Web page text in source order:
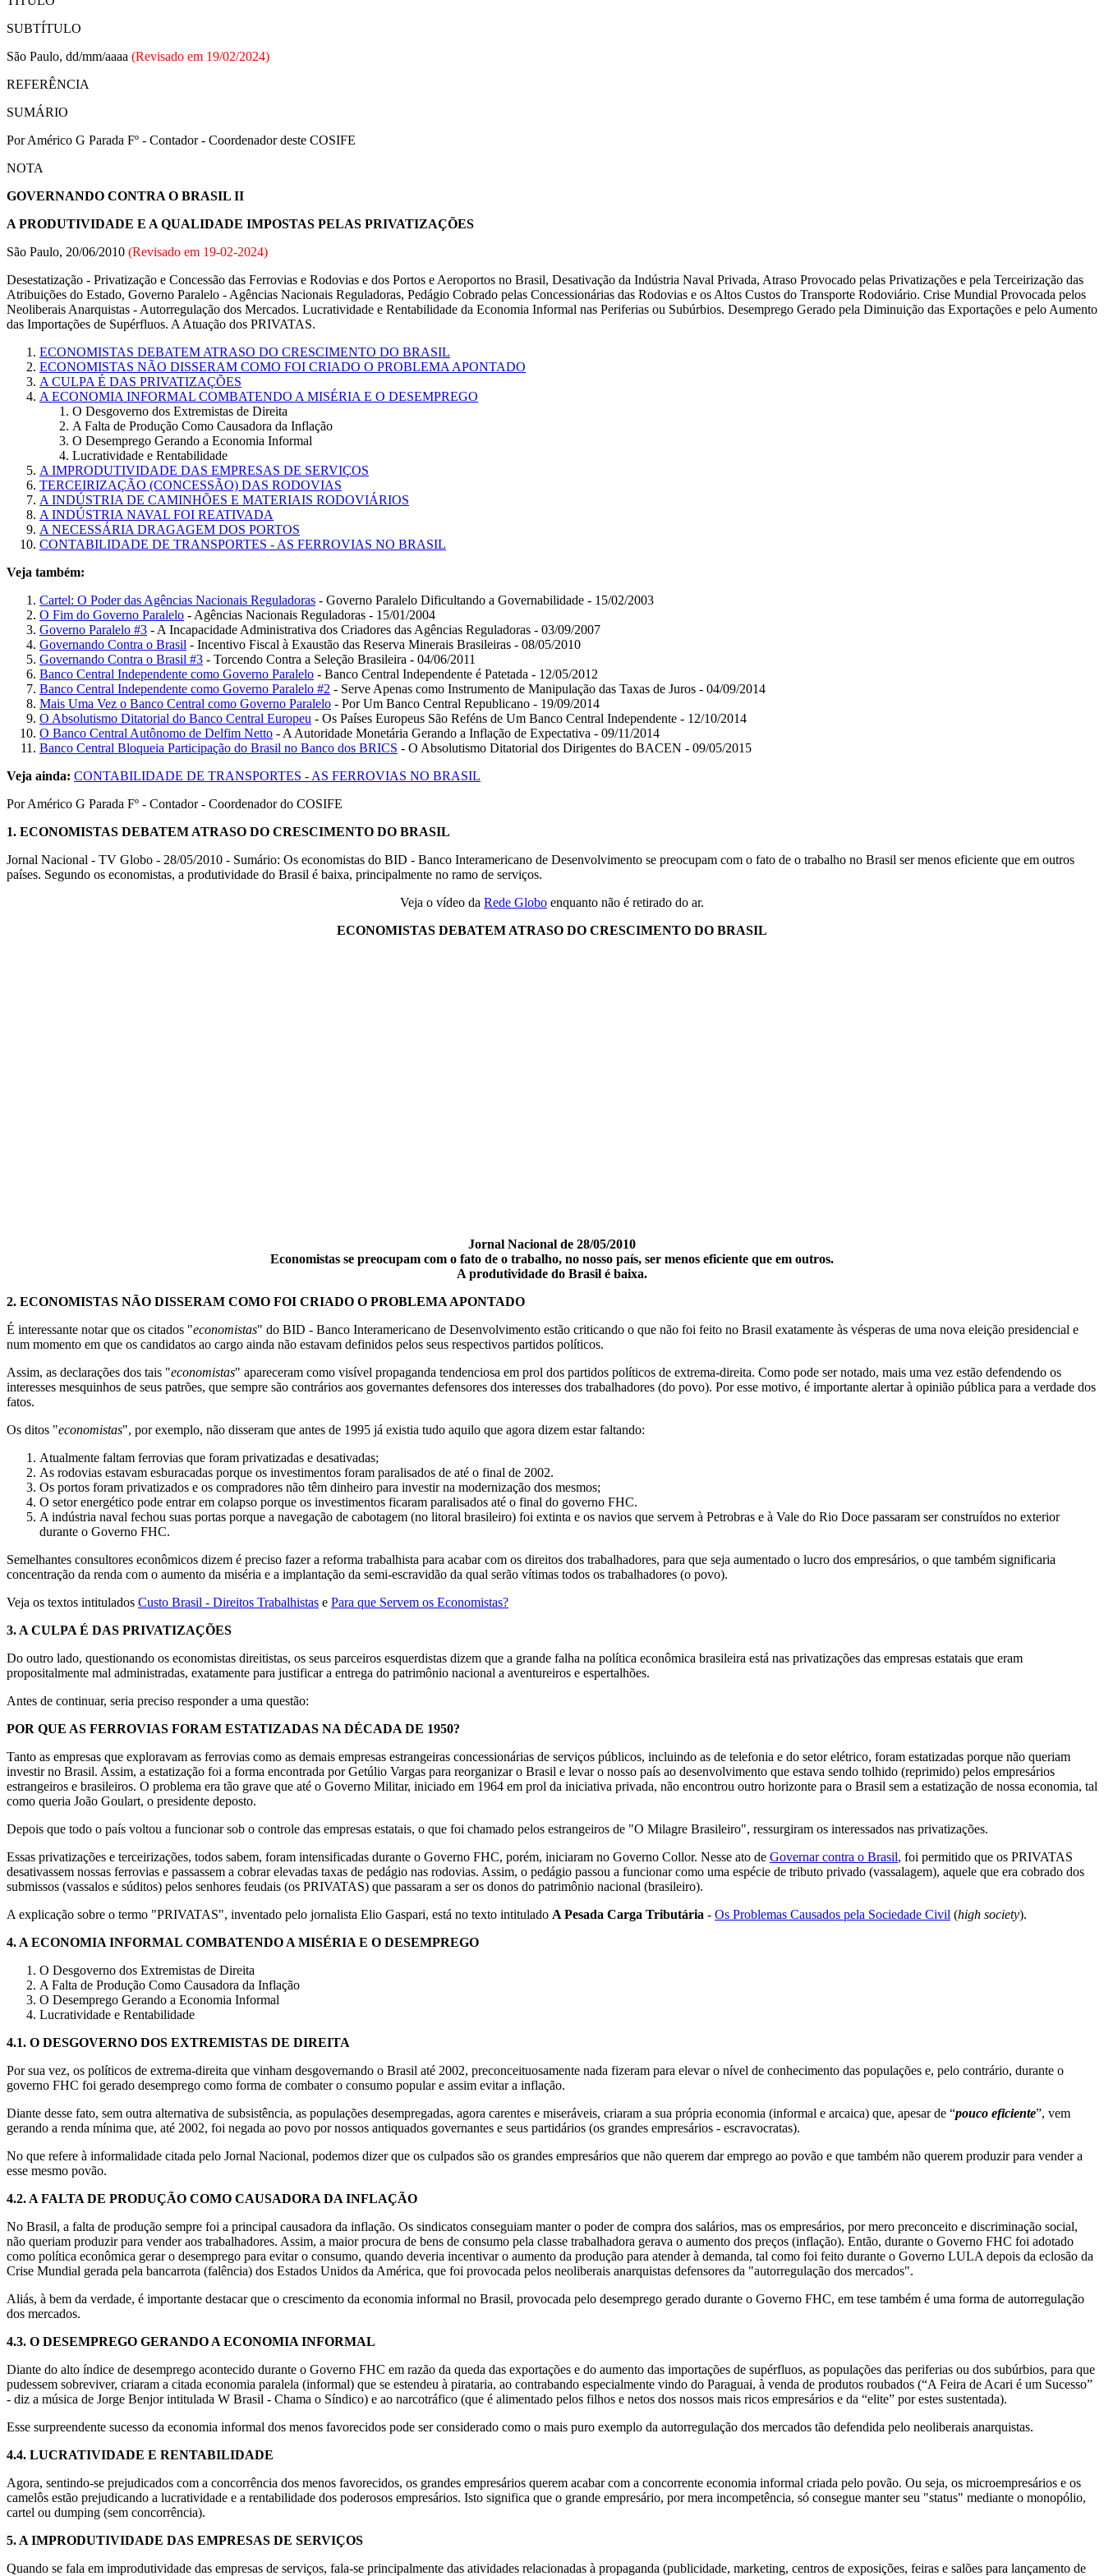
SUBTÍTULO
São Paulo, dd/mm/aaaa (Revisado em 19/02/2024)
REFERÊNCIA
SUMÁRIO
Por Américo G Parada Fº - Contador - Coordenador deste COSIFE
NOTA
GOVERNANDO CONTRA O BRASIL II
A PRODUTIVIDADE E A QUALIDADE IMPOSTAS PELAS PRIVATIZAÇÕES
São Paulo, 20/06/2010 (Revisado em 19-02-2024)
Desestatização - Privatização e Concessão das Ferrovias e Rodovias e dos Portos e Aeroportos no Brasil, Desativação da Indústria Naval Privada, Atraso Provocado pelas Privatizações e pela Terceirização das
Atribuições do Estado, Governo Paralelo - Agências Nacionais Reguladoras, Pedágio Cobrado pelas Concessionárias das Rodovias e os Altos Custos do Transporte Rodoviário. Crise Mundial Provocada pelos
Neoliberais Anarquistas - Autorregulação dos Mercados. Lucratividade e Rentabilidade da Economia Informal nas Periferias ou Subúrbios. Desemprego Gerado pela Diminuição das Exportações e pelo Aumento
das Importações de Supérfluos. A Atuação dos PRIVATAS.
ECONOMISTAS DEBATEM ATRASO DO CRESCIMENTO DO BRASIL
ECONOMISTAS NÃO DISSERAM COMO FOI CRIADO O PROBLEMA APONTADO
A CULPA É DAS PRIVATIZAÇÕES
A ECONOMIA INFORMAL COMBATENDO A MISÉRIA E O DESEMPREGO
O Desgoverno dos Extremistas de Direita
A Falta de Produção Como Causadora da Inflação
O Desemprego Gerando a Economia Informal
Lucratividade e Rentabilidade
A IMPRODUTIVIDADE DAS EMPRESAS DE SERVIÇOS
TERCEIRIZAÇÃO (CONCESSÃO) DAS RODOVIAS
A INDÚSTRIA DE CAMINHÕES E MATERIAIS RODOVIÁRIOS
A INDÚSTRIA NAVAL FOI REATIVADA
A NECESSÁRIA DRAGAGEM DOS PORTOS
CONTABILIDADE DE TRANSPORTES - AS FERROVIAS NO BRASIL
Veja também:
Cartel: O Poder das Agências Nacionais Reguladoras - Governo Paralelo Dificultando a Governabilidade - 15/02/2003
O Fim do Governo Paralelo - Agências Nacionais Reguladoras - 15/01/2004
Governo Paralelo #3 - A Incapacidade Administrativa dos Criadores das Agências Reguladoras - 03/09/2007
Governando Contra o Brasil - Incentivo Fiscal à Exaustão das Reserva Minerais Brasileiras - 08/05/2010
Governando Contra o Brasil #3 - Torcendo Contra a Seleção Brasileira - 04/06/2011
Banco Central Independente como Governo Paralelo - Banco Central Independente é Patetada - 12/05/2012
Banco Central Independente como Governo Paralelo #2 - Serve Apenas como Instrumento de Manipulação das Taxas de Juros - 04/09/2014
Mais Uma Vez o Banco Central como Governo Paralelo - Por Um Banco Central Republicano - 19/09/2014
O Absolutismo Ditatorial do Banco Central Europeu - Os Países Europeus São Reféns de Um Banco Central Independente - 12/10/2014
O Banco Central Autônomo de Delfim Netto - A Autoridade Monetária Gerando a Inflação de Expectativa - 09/11/2014
Banco Central Bloqueia Participação do Brasil no Banco dos BRICS - O Absolutismo Ditatorial dos Dirigentes do BACEN - 09/05/2015
Veja ainda: CONTABILIDADE DE TRANSPORTES - AS FERROVIAS NO BRASIL
Por Américo G Parada Fº - Contador - Coordenador do COSIFE
1. ECONOMISTAS DEBATEM ATRASO DO CRESCIMENTO DO BRASIL
Jornal Nacional - TV Globo - 28/05/2010 - Sumário: Os economistas do BID - Banco Interamericano de Desenvolvimento se preocupam com o fato de o trabalho no Brasil ser menos eficiente que em outros
países. Segundo os economistas, a produtividade do Brasil é baixa, principalmente no ramo de serviços.
Veja o vídeo da Rede Globo enquanto não é retirado do ar.
ECONOMISTAS DEBATEM ATRASO DO CRESCIMENTO DO BRASIL
Jornal Nacional de 28/05/2010
Economistas se preocupam com o fato de o trabalho, no nosso país, ser menos eficiente que em outros.
A produtividade do Brasil é baixa.
2. ECONOMISTAS NÃO DISSERAM COMO FOI CRIADO O PROBLEMA APONTADO
É interessante notar que os citados "economistas" do BID - Banco Interamericano de Desenvolvimento estão criticando o que não foi feito no Brasil exatamente às vésperas de uma nova eleição presidencial e
num momento em que os candidatos ao cargo ainda não estavam definidos pelos seus respectivos partidos políticos.
Assim, as declarações dos tais "economistas" apareceram como visível propaganda tendenciosa em prol dos partidos políticos de extrema-direita. Como pode ser notado, mais uma vez estão defendendo os
interesses mesquinhos de seus patrões, que sempre são contrários aos governantes defensores dos interesses dos trabalhadores (do povo). Por esse motivo, é importante alertar à opinião pública para a verdade dos
fatos.
Os ditos "economistas", por exemplo, não disseram que antes de 1995 já existia tudo aquilo que agora dizem estar faltando:
Atualmente faltam ferrovias que foram privatizadas e desativadas;
As rodovias estavam esburacadas porque os investimentos foram paralisados de até o final de 2002.
Os portos foram privatizados e os compradores não têm dinheiro para investir na modernização dos mesmos;
O setor energético pode entrar em colapso porque os investimentos ficaram paralisados até o final do governo FHC.
A indústria naval fechou suas portas porque a navegação de cabotagem (no litoral brasileiro) foi extinta e os navios que servem à Petrobras e à Vale do Rio Doce passaram ser construídos no exterior
durante o Governo FHC.
Semelhantes consultores econômicos dizem é preciso fazer a reforma trabalhista para acabar com os direitos dos trabalhadores, para que seja aumentado o lucro dos empresários, o que também significaria
concentração da renda com o aumento da miséria e a implantação da semi-escravidão da qual serão vítimas todos os trabalhadores (o povo).
Veja os textos intitulados Custo Brasil - Direitos Trabalhistas e Para que Servem os Economistas?
3. A CULPA É DAS PRIVATIZAÇÕES
Do outro lado, questionando os economistas direitistas, os seus parceiros esquerdistas dizem que a grande falha na política econômica brasileira está nas privatizações das empresas estatais que eram
propositalmente mal administradas, exatamente para justificar a entrega do patrimônio nacional a aventureiros e espertalhões.
Antes de continuar, seria preciso responder a uma questão:
POR QUE AS FERROVIAS FORAM ESTATIZADAS NA DÉCADA DE 1950?
Tanto as empresas que exploravam as ferrovias como as demais empresas estrangeiras concessionárias de serviços públicos, incluindo as de telefonia e do setor elétrico, foram estatizadas porque não queriam
investir no Brasil. Assim, a estatização foi a forma encontrada por Getúlio Vargas para reorganizar o Brasil e levar o nosso país ao desenvolvimento que estava sendo tolhido (reprimido) pelos empresários
estrangeiros e brasileiros. O problema era tão grave que até o Governo Militar, iniciado em 1964 em prol da iniciativa privada, não encontrou outro horizonte para o Brasil sem a estatização de nossa economia, tal
como queria João Goulart, o presidente deposto.
Depois que todo o país voltou a funcionar sob o controle das empresas estatais, o que foi chamado pelos estrangeiros de "O Milagre Brasileiro", ressurgiram os interessados nas privatizações.
Essas privatizações e terceirizações, todos sabem, foram intensificadas durante o Governo FHC, porém, iniciaram no Governo Collor. Nesse ato de Governar contra o Brasil, foi permitido que os PRIVATAS
desativassem nossas ferrovias e passassem a cobrar elevadas taxas de pedágio nas rodovias. Assim, o pedágio passou a funcionar como uma espécie de tributo privado (vassalagem), aquele que era cobrado dos
submissos (vassalos e súditos) pelos senhores feudais (os PRIVATAS) que passaram a ser os donos do patrimônio nacional (brasileiro).
A explicação sobre o termo "PRIVATAS", inventado pelo jornalista Elio Gaspari, está no texto intitulado A Pesada Carga Tributária - Os Problemas Causados pela Sociedade Civil (high society).
4. A ECONOMIA INFORMAL COMBATENDO A MISÉRIA E O DESEMPREGO
O Desgoverno dos Extremistas de Direita
A Falta de Produção Como Causadora da Inflação
O Desemprego Gerando a Economia Informal
Lucratividade e Rentabilidade
4.1. O DESGOVERNO DOS EXTREMISTAS DE DIREITA
Por sua vez, os políticos de extrema-direita que vinham desgovernando o Brasil até 2002, preconceituosamente nada fizeram para elevar o nível de conhecimento das populações e, pelo contrário, durante o
governo FHC foi gerado desemprego como forma de combater o consumo popular e assim evitar a inflação.
Diante desse fato, sem outra alternativa de subsistência, as populações desempregadas, agora carentes e miseráveis, criaram a sua própria economia (informal e arcaica) que, apesar de “pouco eficiente”, vem
gerando a renda mínima que, até 2002, foi negada ao povo por nossos antiquados governantes e seus partidários (os grandes empresários - escravocratas).
No que refere à informalidade citada pelo Jornal Nacional, podemos dizer que os culpados são os grandes empresários que não querem dar emprego ao povão e que também não querem produzir para vender a
esse mesmo povão.
4.2. A FALTA DE PRODUÇÃO COMO CAUSADORA DA INFLAÇÃO
No Brasil, a falta de produção sempre foi a principal causadora da inflação. Os sindicatos conseguiam manter o poder de compra dos salários, mas os empresários, por mero preconceito e discriminação social,
não queriam produzir para vender aos trabalhadores. Assim, a maior procura de bens de consumo pela classe trabalhadora gerava o aumento dos preços (inflação). Então, durante o Governo FHC foi adotado
como política econômica gerar o desemprego para evitar o consumo, quando deveria incentivar o aumento da produção para atender à demanda, tal como foi feito durante o Governo LULA depois da eclosão da
Crise Mundial gerada pela bancarrota (falência) dos Estados Unidos da América, que foi provocada pelos neoliberais anarquistas defensores da "autorregulação dos mercados".
Aliás, à bem da verdade, é importante destacar que o crescimento da economia informal no Brasil, provocada pelo desemprego gerado durante o Governo FHC, em tese também é uma forma de autorregulação
dos mercados.
4.3. O DESEMPREGO GERANDO A ECONOMIA INFORMAL
Diante do alto índice de desemprego acontecido durante o Governo FHC em razão da queda das exportações e do aumento das importações de supérfluos, as populações das periferias ou dos subúrbios, para que
pudessem sobreviver, criaram a citada economia paralela (informal) que se estendeu à pirataria, ao contrabando especialmente vindo do Paraguai, à venda de produtos roubados (“A Feira de Acari é um Sucesso”
- diz a música de Jorge Benjor intitulada W Brasil - Chama o Síndico) e ao narcotráfico (que é alimentado pelos filhos e netos dos nossos mais ricos empresários e da “elite” por estes sustentada).
Esse surpreendente sucesso da economia informal dos menos favorecidos pode ser considerado como o mais puro exemplo da autorregulação dos mercados tão defendida pelo neoliberais anarquistas.
4.4. LUCRATIVIDADE E RENTABILIDADE
Agora, sentindo-se prejudicados com a concorrência dos menos favorecidos, os grandes empresários querem acabar com a concorrente economia informal criada pelo povão. Ou seja, os microempresários e os
camelôs estão prejudicando a lucratividade e a rentabilidade dos poderosos empresários. Isto significa que o grande empresário, por mera incompetência, só consegue manter seu "status" mediante o monopólio,
cartel ou dumping (sem concorrência).
5. A IMPRODUTIVIDADE DAS EMPRESAS DE SERVIÇOS
Quando se fala em improdutividade das empresas de serviços, fala-se principalmente das atividades relacionadas à propaganda (publicidade, marketing, centros de exposições, feiras e salões para lançamento de